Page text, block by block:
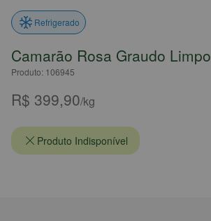
Refrigerado
Camarão Rosa Graudo Limpo
Produto: 106945
R$ 399,90/kg
Produto Indisponível